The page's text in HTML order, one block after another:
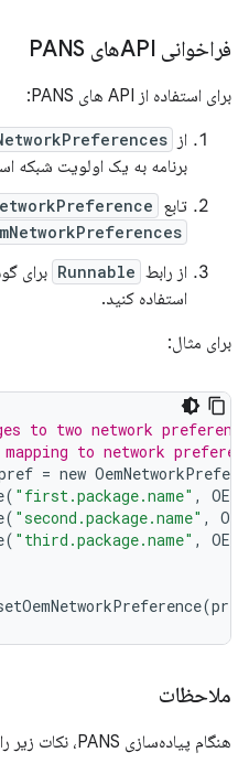
فراخوانی APIهای PANS
برای استفاده از API های PANS:
از
برنامه به یک اولویت شبکه
تابع
از رابط Runnable
استفاده کنید.
برای مثال:
to two network
to network
= new
( "first.package.name" ,
( "second.package.name" ,
( "third.package.name" ,
(pref
ملاحظات
هنگام پیاده‌سازی PANS، نکات زیر را در نظر داشته باشید: